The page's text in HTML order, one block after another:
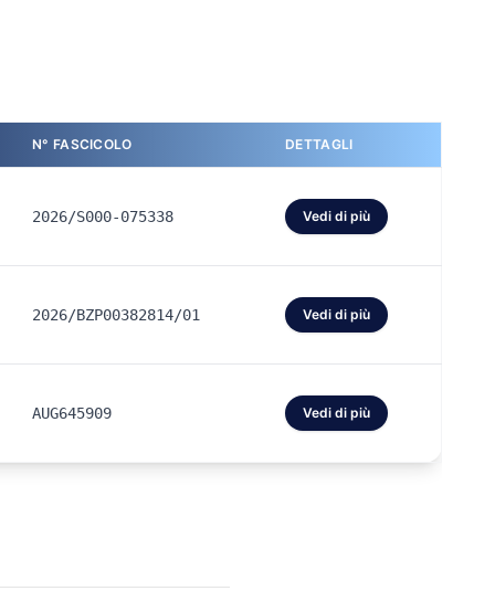
N° FASCICOLO DETTAGLI
2026/S000-075338 Vedi di più
2026/BZP00382814/01 Vedi di più
AUG645909 Vedi di più